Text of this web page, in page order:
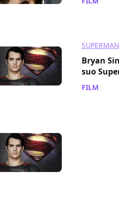
SUPERMAN
Bryan
suo
FILM